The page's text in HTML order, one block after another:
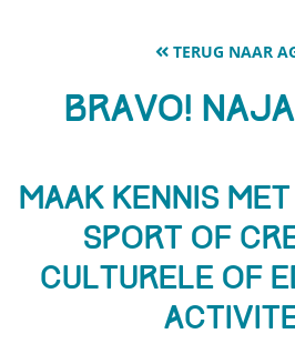
TERUG NAAR
BRAVO!
Maak kennis
sport of
culturele of